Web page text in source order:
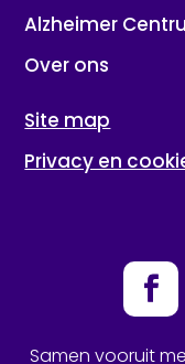
Alzheimer
Over ons
Site map
Privacy en
Samen vooruit